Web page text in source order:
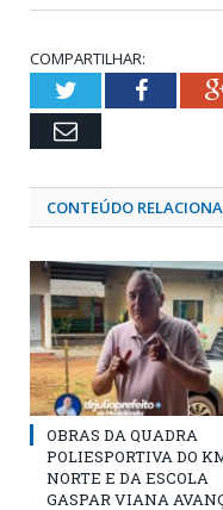
COMPARTILHAR:
Twitter
Email
CONTEÚDO
OBRAS DA QUADRA
POLIESPORTIVA DO
NORTE E DA ESCOLA
GASPAR VIANA